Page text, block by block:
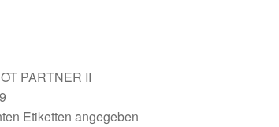
PARTNER II
Etiketten angegeben